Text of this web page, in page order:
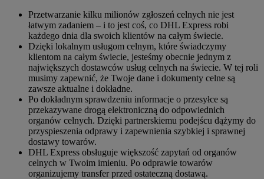
Przetwarzanie kilku milionów zgłoszeń celnych nie jest
łatwym zadaniem – i to jest coś, co DHL Express robi
każdego dnia dla swoich klientów na całym świecie.
Dzięki lokalnym usługom celnym, które świadczymy
klientom na całym świecie, jesteśmy obecnie jednym z
największych dostawców usług celnych na świecie. W tej roli
musimy zapewnić, że Twoje dane i dokumenty celne są
zawsze aktualne i dokładne.
Po dokładnym sprawdzeniu informacje o przesyłce są
przekazywane drogą elektroniczną do odpowiednich
organów celnych. Dzięki partnerskiemu podejścu dążymy do
przyspieszenia odprawy i zapewnienia szybkiej i sprawnej
dostawy towarów.
DHL Express obsługuje większość zapytań od organów
celnych w Twoim imieniu. Po odprawie towarów
organizujemy transfer przed ostateczną dostawą.